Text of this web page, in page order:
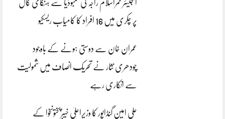
انجینئر قمراسلام راجہ کی کمبوڈیا سے ہنگامی کال
پر چکری میں 16 افراد کا کامیاب ریسکیو
عمران خان سے دوستی ہونے کے باوجود
چودھری نثار نے تحریک انصاف میں شمولیت
سے انکاری رہے
علی امین گنڈاپور کا وزیراعلیٰ خیبرپختونخوا کے